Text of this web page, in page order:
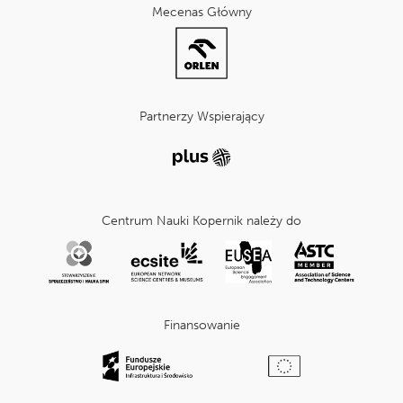
Mecenas Główny
Partnerzy Wspierający
Centrum Nauki Kopernik należy do
Finansowanie